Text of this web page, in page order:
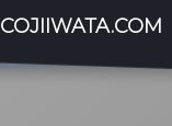
COJIIWATA.COM